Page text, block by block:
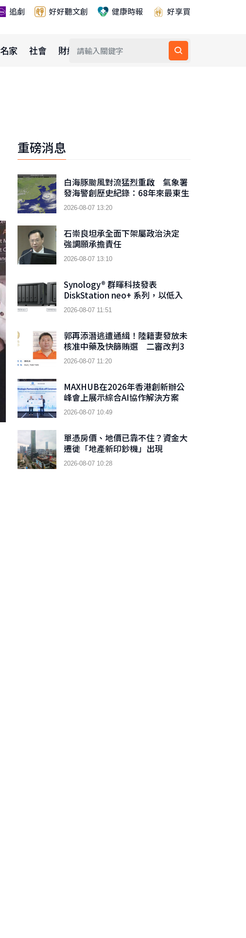
追劇 好好聽文創 健康時報 好享買
名家 社會 財經 公益
重磅消息
白海豚颱風對流猛烈重啟 氣象署
發海警創歷史紀錄：68年來最東生
成颱風警報
2026-08-07 13:20
石崇良坦承全面下架屬政治決定
強調願承擔責任
2026-08-07 13:10
Synology® 群暉科技發表
DiskStation neo+ 系列，以低入
手門檻享有高效能體驗
2026-08-07 11:51
郭再添潛逃遭通緝！陸籍妻發放未
核准中藥及快篩賄選 二審改判3
年6月
2026-08-07 11:20
MAXHUB在2026年香港創新辦公
峰會上展示綜合AI協作解決方案
2026-08-07 10:49
單憑房價、地價已靠不住？資金大
遷徙「地產新印鈔機」出現
2026-08-07 10:28